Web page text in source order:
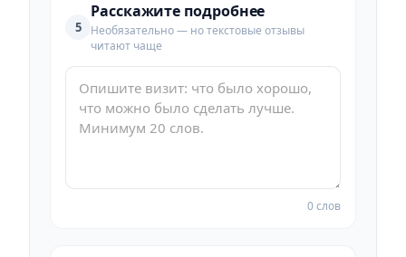
5
Расскажите подробнее
Необязательно — но текстовые отзывы
читают чаще
0 слов